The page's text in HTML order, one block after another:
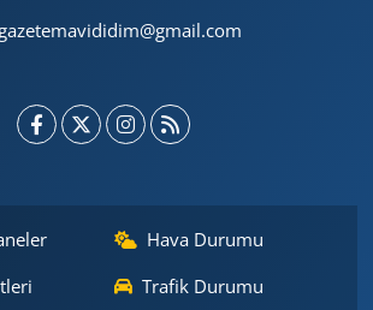
Hava Durumu
Trafik Durumu